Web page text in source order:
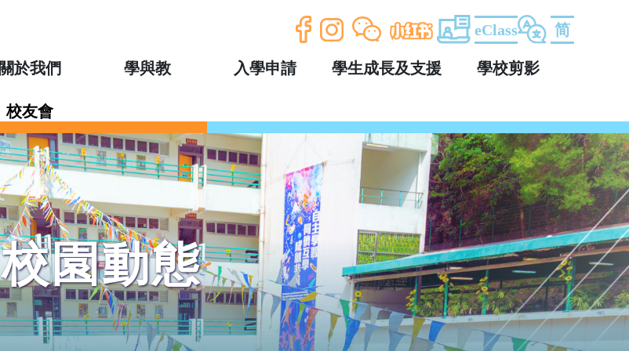
eClass 简
關於我們 學與教 入學申請 學生成長及支援 學校剪影
校友會
校園動態